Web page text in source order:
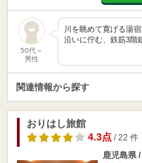
50代～
男性
川を眺めて寛げる湯
沿いに佇む、鉄筋3階
関連情報から探す
おりはし旅館
4.3点/ 22 件
鹿児島県